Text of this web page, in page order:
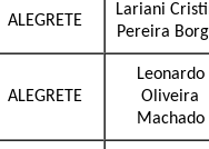
ALEGRETE
Lariani
Pereira
ALEGRETE
Leonardo
Oliveira
Machado